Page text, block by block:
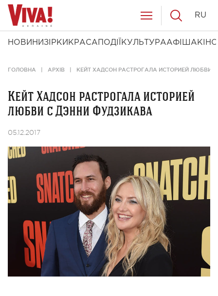
НОВИНИ ЗІРКИ КРАСА ПОДІЇ КУЛЬТУРААФІША КІНО
RU
ГОЛОВНА АРХІВ КЕЙТ ХАДСОН РАСТРОГАЛА ИСТОРИЕЙ ЛЮБВИ
Кейт Хадсон растрогала историей
любви с Дэнни Фудзикава
05.12.2017